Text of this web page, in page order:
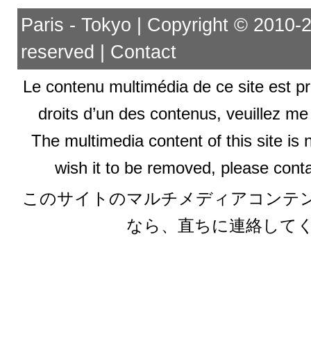
Paris - Tokyo | Copyright ©
reserved | Contact
Le contenu multimédia de ce site est
droits d’un des contenus, veuillez
The multimedia content of this site is
wish it to be removed, please
このサイトのマルチメディアコンテ
なら、直ちに連絡して